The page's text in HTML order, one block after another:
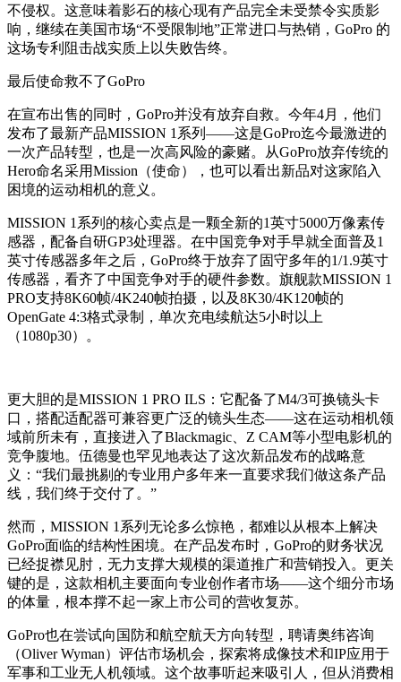
不侵权。这意味着影石的核心现有产品完全未受禁令实质影
响，继续在美国市场“不受限制地”正常进口与热销，GoPro 的
这场专利阻击战实质上以失败告终。
最后使命救不了GoPro
在宣布出售的同时，GoPro并没有放弃自救。今年4月，他们
发布了最新产品MISSION 1系列——这是GoPro迄今最激进的
一次产品转型，也是一次高风险的豪赌。从GoPro放弃传统的
Hero命名采用Mission（使命），也可以看出新品对这家陷入
困境的运动相机的意义。
MISSION 1系列的核心卖点是一颗全新的1英寸5000万像素传
感器，配备自研GP3处理器。在中国竞争对手早就全面普及1
英寸传感器多年之后，GoPro终于放弃了固守多年的1/1.9英寸
传感器，看齐了中国竞争对手的硬件参数。旗舰款MISSION 1
PRO支持8K60帧/4K240帧拍摄，以及8K30/4K120帧的
OpenGate 4:3格式录制，单次充电续航达5小时以上
（1080p30）。
更大胆的是MISSION 1 PRO ILS：它配备了M4/3可换镜头卡
口，搭配适配器可兼容更广泛的镜头生态——这在运动相机领
域前所未有，直接进入了Blackmagic、Z CAM等小型电影机的
竞争腹地。伍德曼也罕见地表达了这次新品发布的战略意
义：“我们最挑剔的专业用户多年来一直要求我们做这条产品
线，我们终于交付了。”
然而，MISSION 1系列无论多么惊艳，都难以从根本上解决
GoPro面临的结构性困境。在产品发布时，GoPro的财务状况
已经捉襟见肘，无力支撑大规模的渠道推广和营销投入。更关
键的是，这款相机主要面向专业创作者市场——这个细分市场
的体量，根本撑不起一家上市公司的营收复苏。
GoPro也在尝试向国防和航空航天方向转型，聘请奥纬咨询
（Oliver Wyman）评估市场机会，探索将成像技术和IP应用于
军事和工业无人机领域。这个故事听起来吸引人，但从消费相